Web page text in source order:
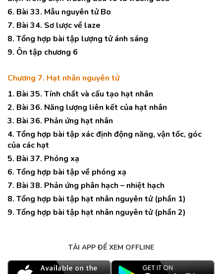
6. Bài 33. Mẫu nguyên tử Bo
7. Bài 34. Sơ lược về laze
8. Tổng hợp bài tập lượng tử ánh sáng
9. Ôn tập chương 6
Chương 7. Hạt nhân nguyên tử
1. Bài 35. Tính chất và cấu tạo hạt nhân
2. Bài 36. Năng lượng liên kết của hạt nhân
3. Bài 36. Phản ứng hạt nhân
4. Tổng hợp bài tập xác định động năng, vận tốc, góc
của các hạt
5. Bài 37. Phóng xạ
6. Tổng hợp bài tập về phóng xạ
7. Bài 38. Phản ứng phân hạch – nhiệt hạch
8. Tổng hợp bài tập hạt nhân nguyên tử (phần 1)
9. Tổng hợp bài tập hạt nhân nguyên tử (phần 2)
TẢI APP ĐỂ XEM OFFLINE